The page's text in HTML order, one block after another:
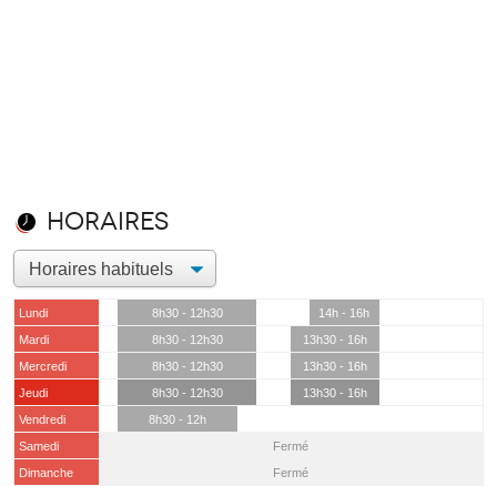
Horaires
Lundi 8h30 - 12h30
14h - 16h
Mardi
8h30 - 12h30
13h30 - 16h
Mercredi
8h30 - 12h30
13h30 - 16h
Jeudi
8h30 - 12h30
13h30 - 16h
Vendredi
8h30 - 12h
Samedi
Fermé
Dimanche
Fermé